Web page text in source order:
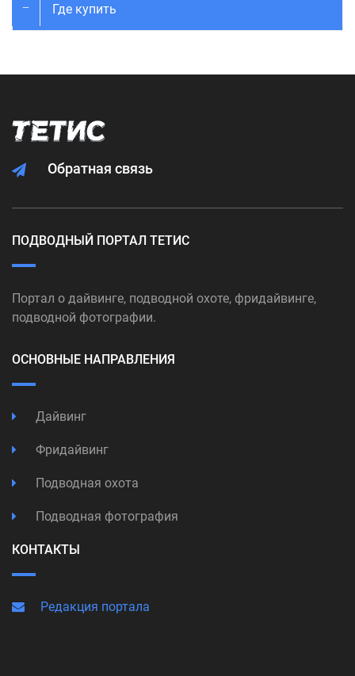
Где купить
Обратная связь
ПОДВОДНЫЙ ПОРТАЛ ТЕТИС
Портал о дайвинге, подводной охоте, фридайвинге,
подводной фотографии.
ОСНОВНЫЕ НАПРАВЛЕНИЯ
Дайвинг
Фридайвинг
Подводная охота
Подводная фотография
КОНТАКТЫ
Редакция портала